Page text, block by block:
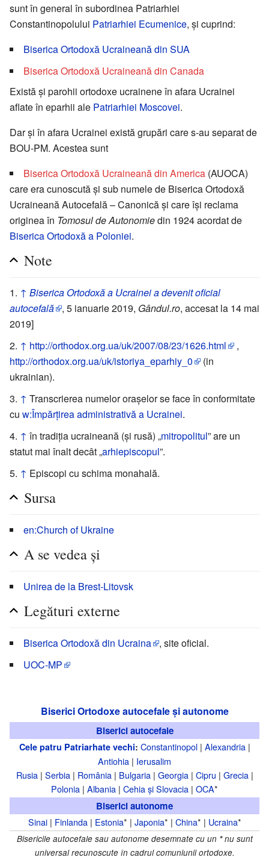
sunt în general în subordinea Patriarhiei
Constantinopolului Patriarhiei Ecumenice, şi cuprind:
Biserica Ortodoxă Ucraineană din SUA
Biserica Ortodoxă Ucraineană din Canada
Există şi parohii ortodoxe ucrainene în afara Ucrainei
aflate în eparhii ale Patriarhiei Moscovei.
Dar şi în afara Ucrainei există grupări care s-au separat de
BOU-PM. Acestea sunt
Biserica Ortodoxă Ucraineană din America (AUOCA)
care era cunoscută şi sub numele de Biserica Ortodoxă
Ucraineană Autocefală – Canonică şi care îşi reclama
originea în Tomosul de Autonomiedin 1924 acordat de
Biserica Ortodoxă a Poloniei.
Note
↑ Biserica Ortodoxă a Ucrainei a devenit oficial
autocefală
, 5 ianuarie 2019, Gândul.ro, accesat la 14 mai
2019]
↑ http://orthodox.org.ua/uk/2007/08/23/1626.html
,
http://orthodox.org.ua/uk/istoriya_eparhiy_0
(in
ukrainian).
↑ Transcrierea numelor oraşelor se face în conformitate
cu w:Împărţirea administrativă a Ucrainei.
↑ în tradiţia ucraineană (şi rusă) „mitropolitul” are un
statut mai înalt decât „arhiepiscopul”.
↑ Episcopi cu schima monahală.
Sursa
en:Church of Ukraine
A se vedea și
Unirea de la Brest-Litovsk
Legături externe
Biserica Ortodoxă din Ucraina
, site oficial.
UOC-MP
Biserici Ortodoxe autocefale și autonome
Biserici autocefale
Cele patru Patriarhate vechi: Constantinopol| Alexandria|
Antiohia | Ierusalim
Rusia| Serbia| România| Bulgaria| Georgia| Cipru | Grecia|
Polonia | Albania | Cehia și Slovacia | OCA*
Biserici autonome
Sinai| Finlanda| Estonia* | Japonia* | China* | Ucraina*
Bisericile autocefale sau autonome desemnate cu un *nu sunt
universal recunoscute în cadrul comuniunii ortodoxe.